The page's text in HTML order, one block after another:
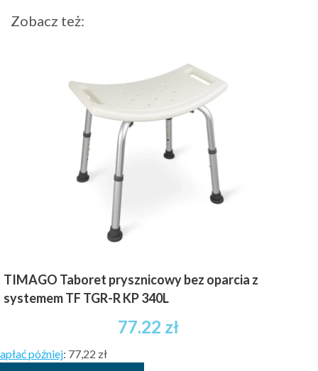
Zobacz też:
TIMAGO Taboret prysznicowy bez oparcia z
systemem TF TGR-R KP 340L
77.22 zł
później: 77,22 zł